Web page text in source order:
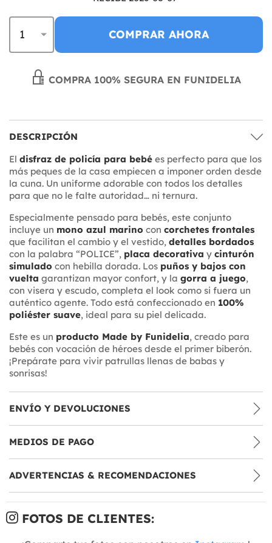
COMPRAR AHORA
COMPRA 100% SEGURA EN FUNIDELIA
DESCRIPCIÓN
El disfraz de policía para bebé es perfecto para que los
más peques de la casa empiecen a imponer orden desde
la cuna. Un uniforme adorable con todos los detalles
para que no le falte autoridad… ni ternura.
Especialmente pensado para bebés, este conjunto
incluye un mono azul marino con corchetes frontales
que facilitan el cambio y el vestido, detalles bordados
con la palabra “POLICE”, placa decorativa y cinturón
simulado con hebilla dorada. Los puños y bajos con
vuelta garantizan mayor confort, y la gorra a juego,
con visera y escudo, completa el look como si fuera un
auténtico agente. Todo está confeccionado en 100%
poliéster suave, ideal para su piel delicada.
Este es un producto Made by Funidelia, creado para
bebés con vocación de héroes desde el primer biberón.
¡Prepárate para vivir patrullas llenas de babas y
sonrisas!
ENVÍO Y DEVOLUCIONES
MEDIOS DE PAGO
ADVERTENCIAS & RECOMENDACIONES
FOTOS DE CLIENTES: